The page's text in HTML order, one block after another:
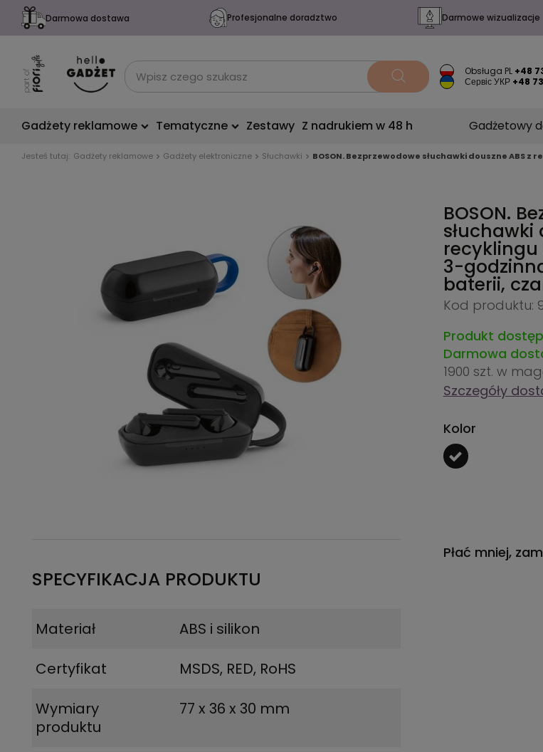
Darmowa dostawa Profesjonalne doradztwo Darmowe wizualizacje
Obsługa PL +48
Сервіс УКР +48
Gadżety reklamowe Tematyczne Zestawy Z nadrukiem w 48 h Gadżetowy
Jesteś tutaj: Gadżety reklamowe Gadżety elektroniczne Słuchawki BOSON. Bezprzewodowe słuchawki douszne ABS
SPECYFIKACJA PRODUKTU
Materiał
ABS i silikon
Certyfikat
MSDS, RED, RoHS
Wymiary
produktu
77 x 36 x 30 mm
BOSON.
słuchawki
recyklingu
3-
baterii,
Kod produktu:
Produkt
Darmowa
1900 szt. w
Szczegóły
Kolor
Płać mniej,